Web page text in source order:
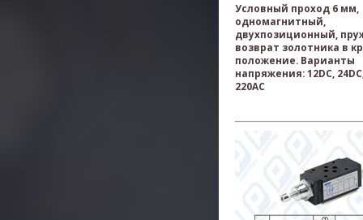
Условный проход 6 мм,
одномагнитный,
двухпозиционный,
возврат золотника в
положение. Варианты
напряжения: 12DC,
220AC